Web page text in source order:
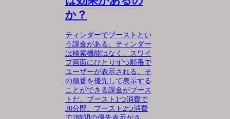
か？
ティンダーでブーストとい
う課金がある。ティンダー
は検索機能はなく、スワイ
プ画面にひとりずつ順番で
ユーザーが表示される。そ
の順番を優先して表示する
ことができる課金がブース
トだ。ブースト1つ消費で
30分間、ブースト2つ消費